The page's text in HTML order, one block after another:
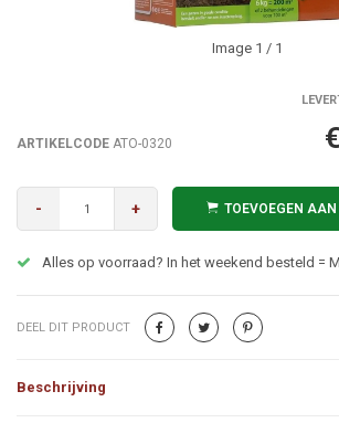
Image 1 / 1
ARTIKELCODE ATO-0320
- + TOEVOEGEN
Alles op voorraad? In het weekend besteld =
DEEL DIT PRODUCT
Beschrijving